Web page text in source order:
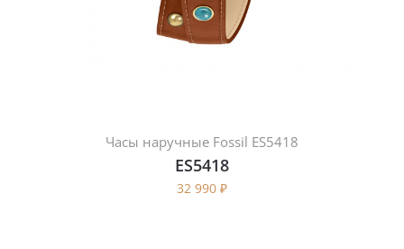
Часы наручные Fossil ES5418
ES5418
32 990 ₽